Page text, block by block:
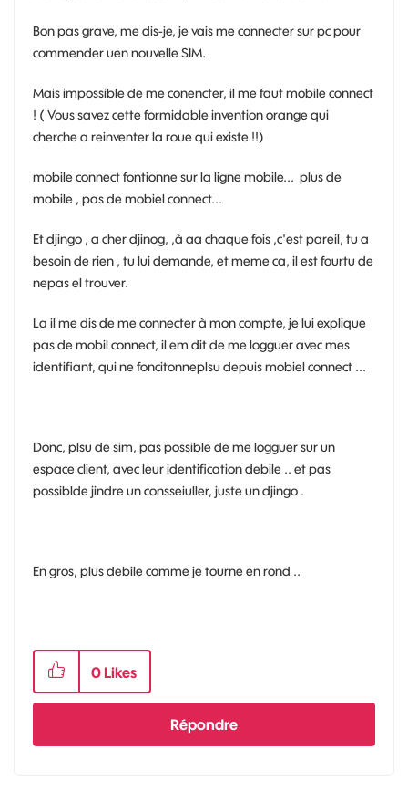
Bon pas grave, me dis-je, je vais me connecter sur pc pour
commender uen nouvelle SIM.
Mais impossible de me conencter, il me faut mobile connect
! ( Vous savez cette formidable invention orange qui
cherche a reinventer la roue qui existe !!)
mobile connect fontionne sur la ligne mobile... plus de
mobile , pas de mobiel connect...
Et djingo , a cher djinog, ,à aa chaque fois ,c'est pareil, tu a
besoin de rien , tu lui demande, et meme ca, il est fourtu de
nepas el trouver.
La il me dis de me connecter à mon compte, je lui explique
pas de mobil connect, il em dit de me logguer avec mes
identifiant, qui ne foncitonneplsu depuis mobiel connect ...
Donc, plsu de sim, pas possible de me logguer sur un
espace client, avec leur identification debile .. et pas
possiblde jindre un consseiuller, juste un djingo .
En gros, plus debile comme je tourne en rond ..
0 Likes
Répondre